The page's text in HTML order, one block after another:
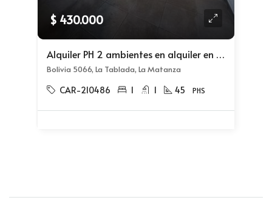
$ 430.000
Alquiler PH 2 ambientes en alquiler en Villa Insuperable
Bolivia 5066, La Tablada, La Matanza
CAR-210486 1 1 45 PHS